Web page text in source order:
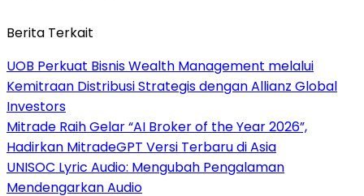
Berita Terkait
UOB Perkuat Bisnis Wealth Management melalui
Kemitraan Distribusi Strategis dengan Allianz Global
Investors
Mitrade Raih Gelar “AI Broker of the Year 2026”,
Hadirkan MitradeGPT Versi Terbaru di Asia
UNISOC Lyric Audio: Mengubah Pengalaman
Mendengarkan Audio